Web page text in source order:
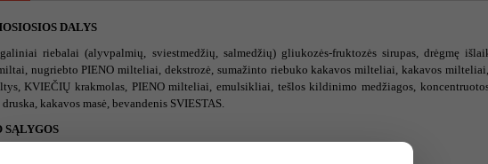
DALYS
riebalai (alyvpalmių, sviestmedžių, salmedžių) gliukozės-fruktozės sirupas, drėgmę
nugriebto PIENO milteliai, dekstrozė, sumažinto riebuko kakavos milteliai, kakavos
KVIEČIŲ krakmolas, PIENO milteliai, emulsikliai, tešlos kildinimo medžiagos,
druska, kakavos masė, bevandenis SVIESTAS.
vėsioje vietoje. Laikymo temperatūra: nuo +2°C iki +6°C.